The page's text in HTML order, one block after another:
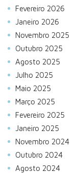
Fevereiro 2026
Janeiro 2026
Novembro 2025
Outubro 2025
Agosto 2025
Julho 2025
Maio 2025
Março 2025
Fevereiro 2025
Janeiro 2025
Novembro 2024
Outubro 2024
Agosto 2024